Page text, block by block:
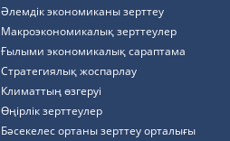
Әлемдік экономиканы зерттеу
Макроэкономикалық зерттеулер
Ғылыми экономикалық сараптама
Стратегиялық жоспарлау
Климаттың өзгеруі
Өңірлік зерттеулер
Бәсекелес ортаны зерттеу орталығы